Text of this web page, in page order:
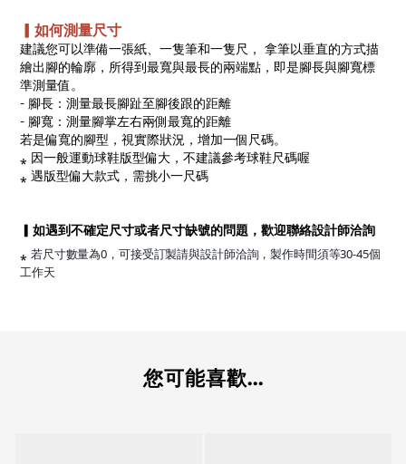
▎如何測量尺寸
建議您可以準備一張紙、一隻筆和一隻尺， 拿筆以垂直的方式描
繪出腳的輪廓，所得到最寬與最長的兩端點，即是腳長與腳寬標
準測量值。
- 腳長：測量最長腳趾至腳後跟的距離
- 腳寬：測量腳掌左右兩側最寬的距離
若是偏寬的腳型，視實際狀況，增加一個尺碼。
⁎ 因一般運動球鞋版型偏大，不建議參考球鞋尺碼喔
⁎ 遇版型偏大款式，需挑小一尺碼
▎如遇到不確定尺寸或者尺寸缺號的問題，歡迎聯絡設計師洽詢
⁎ 若尺寸數量為0，可接受訂製請與設計師洽詢，製作時間須等30-45個
工作天
您可能喜歡...